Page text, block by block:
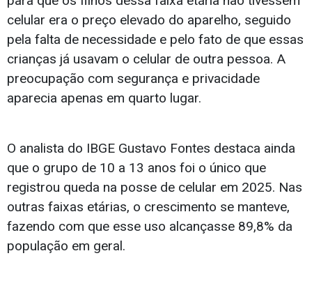
celular era o preço elevado do aparelho, seguido
pela falta de necessidade e pelo fato de que essas
crianças já usavam o celular de outra pessoa. A
preocupação com segurança e privacidade
aparecia apenas em quarto lugar.
O analista do IBGE Gustavo Fontes destaca ainda
que o grupo de 10 a 13 anos foi o único que
registrou queda na posse de celular em 2025. Nas
outras faixas etárias, o crescimento se manteve,
fazendo com que esse uso alcançasse 89,8% da
população em geral.